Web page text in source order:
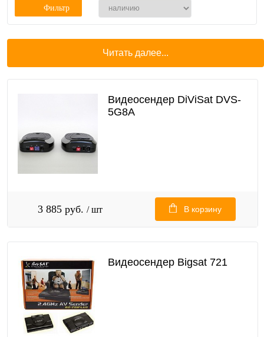
Фильтр
Читать далее...
Видеосендер DiViSat DVS-
5G8A
3 885 руб. / шт В корзину
Видеосендер Bigsat 721